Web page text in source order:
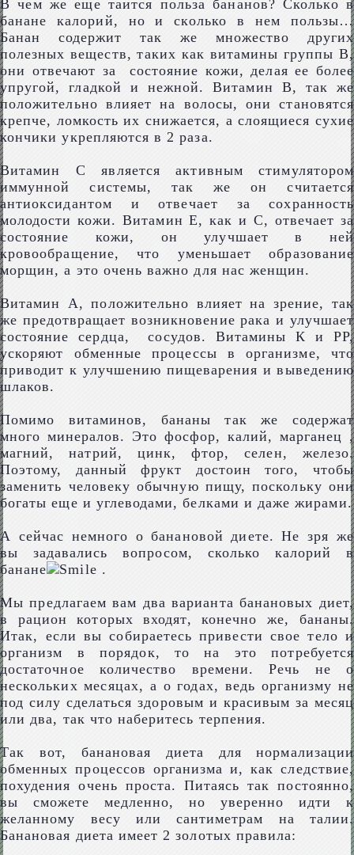
В чем же еще таится польза бананов? Сколько в
банане калорий, но и сколько в нем пользы…
Банан содержит так же множество других
полезных веществ, таких как витамины группы В,
они отвечают за состояние кожи, делая ее более
упругой, гладкой и нежной. Витамин В, так же
положительно влияет на волосы, они становятся
крепче, ломкость их снижается, а слоящиеся сухие
кончики укрепляются в 2 раза.
Витамин С является активным стимулятором
иммунной системы, так же он считается
антиоксидантом и отвечает за сохранность
молодости кожи. Витамин Е, как и С, отвечает за
состояние кожи, он улучшает в ней
кровообращение, что уменьшает образование
морщин, а это очень важно для нас женщин.
Витамин А, положительно влияет на зрение, так
же предотвращает возникновение рака и улучшает
состояние сердца, сосудов. Витамины К и РР,
ускоряют обменные процессы в организме, что
приводит к улучшению пищеварения и выведению
шлаков.
Помимо витаминов, бананы так же содержат
много минералов. Это фосфор, калий, марганец ,
магний, натрий, цинк, фтор, селен, железо.
Поэтому, данный фрукт достоин того, чтобы
заменить человеку обычную пищу, поскольку они
богаты еще и углеводами, белками и даже жирами.
А сейчас немного о банановой диете. Не зря же
вы задавались вопросом, сколько калорий в
банане
.
Мы предлагаем вам два варианта банановых диет,
в рацион которых входят, конечно же, бананы.
Итак, если вы собираетесь привести свое тело и
организм в порядок, то на это потребуется
достаточное количество времени. Речь не о
нескольких месяцах, а о годах, ведь организму не
под силу сделаться здоровым и красивым за месяц
или два, так что наберитесь терпения.
Так вот, банановая диета для нормализации
обменных процессов организма и, как следствие,
похудения очень проста. Питаясь так постоянно,
вы сможете медленно, но уверенно идти к
желанному весу или сантиметрам на талии.
Банановая диета имеет 2 золотых правила: